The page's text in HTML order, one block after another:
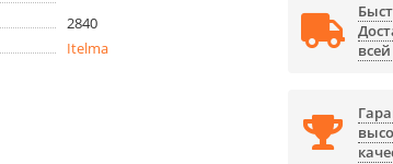
2840
Itelma